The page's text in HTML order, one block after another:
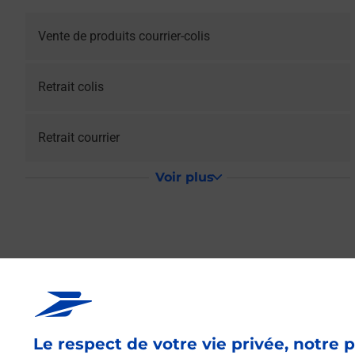
Le respect de votre vie privée, notre
Vente de produits courrier-colis
Retrait colis
Retrait courrier
Voir plus
La Poste Relais LE